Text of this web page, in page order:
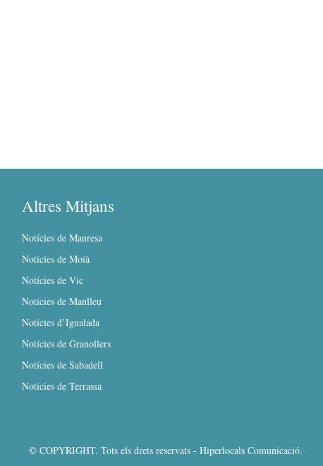
Altres Mitjans
Notícies de Manresa
Notícies de Moià
Notícies de Vic
Notícies de Manlleu
Notícies d’Igualada
Notícies de Granollers
Notícies de Sabadell
Notícies de Terrassa
© COPYRIGHT. Tots els drets reservats - Hiperlocals Comunicació.